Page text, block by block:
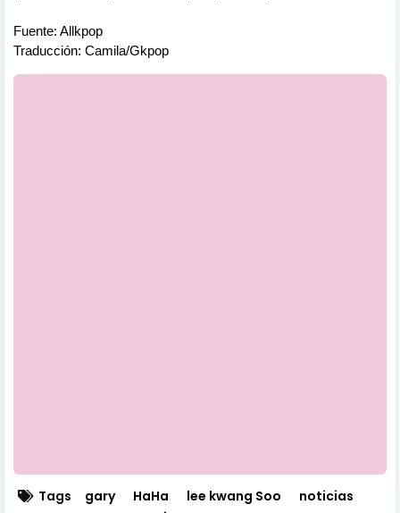
Fuente: Allkpop
Traducción: Camila/Gkpop
Tags gary HaHa lee kwang Soo
noticias